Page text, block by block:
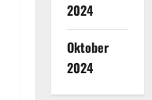
2024
Oktober
2024